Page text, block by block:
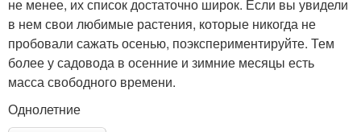
не менее, их список достаточно широк. Если вы увидели
в нем свои любимые растения, которые никогда не
пробовали сажать осенью, поэкспериментируйте. Тем
более у садовода в осенние и зимние месяцы есть
масса свободного времени.
Однолетние